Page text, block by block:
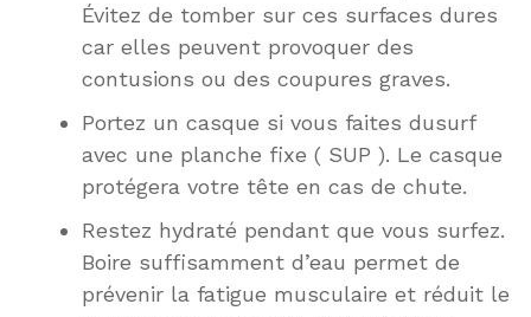
Évitez de tomber sur ces surfaces dures
car elles peuvent provoquer des
contusions ou des coupures graves.
Portez un casque si vous faites dusurf
avec une planche fixe ( SUP ). Le casque
protégera votre tête en cas de chute.
Restez hydraté pendant que vous surfez.
Boire suffisamment d’eau permet de
prévenir la fatigue musculaire et réduit le